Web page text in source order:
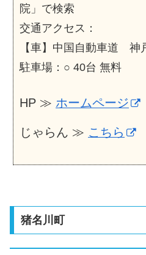
院」で検索
交通アクセス：
【車】中国自動車道 神
駐車場：○ 40台 無料
HP ≫ ホームページ
じゃらん ≫ こちら
猪名川町